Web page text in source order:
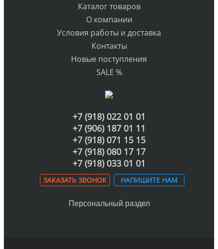
Каталог товаров
О компании
Условия работы и доставка
Контакты
Новые поступления
SALE %
+7 (918) 022 01 01
+7 (906) 187 01 11
+7 (918) 071 15 15
+7 (918) 080 17 17
+7 (918) 033 01 01
ЗАКАЗАТЬ ЗВОНОК НАПИШИТЕ НАМ
Персональный раздел